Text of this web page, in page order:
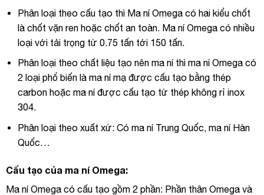
Phân loại theo cấu tạo thì Ma ní Omega có hai kiểu chốt
là chốt vặn ren hoặc chốt an toàn. Ma ní Omega có nhiều
loại với tải trọng từ 0.75 tấn tới 150 tấn.
Phân loại theo chất liệu tạo nên ma ní thì ma ní Omega có
2 loại phổ biến là ma ní mạ được cấu tạo bằng thép
carbon hoặc ma ní được cấu tạo từ thép không rỉ inox
304.
Phân loại theo xuất xứ: Có ma ní Trung Quốc, ma ní Hàn
Quốc…
Cấu tạo của ma ní Omega:
Ma ní Omega có cấu tạo gồm 2 phần: Phần thân Omega và